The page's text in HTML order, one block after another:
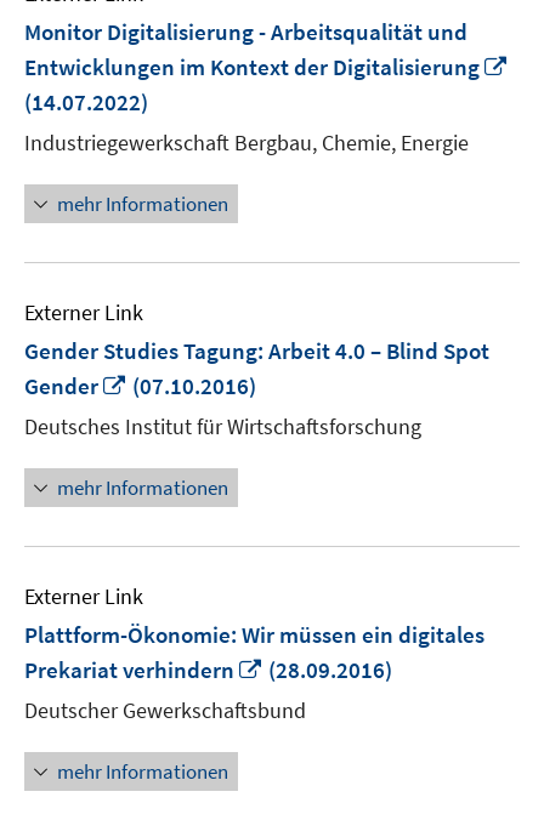
Monitor Digitalisierung - Arbeitsqualität und
Entwicklungen im Kontext der Digitalisierung
(14.07.2022)
Industriegewerkschaft Bergbau, Chemie, Energie
mehr Informationen
Externer Link
Gender Studies Tagung: Arbeit 4.0 – Blind Spot
Gender
In
neuem
Fenster
öffnen
(07.10.2016)
Deutsches Institut für Wirtschaftsforschung
mehr Informationen
Externer Link
Plattform-Ökonomie: Wir müssen ein digitales
Prekariat verhindern
In
neuem
Fenster
(28.09.2016)
Deutscher Gewerkschaftsbund
mehr Informationen